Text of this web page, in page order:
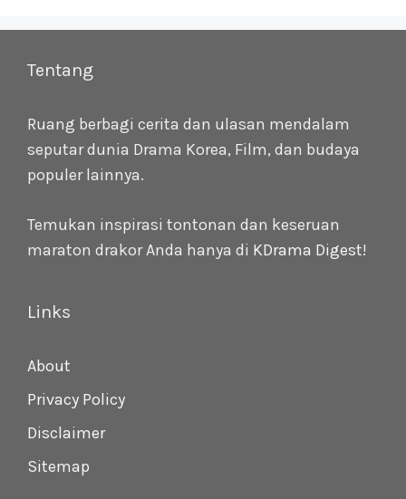
Tentang
Ruang berbagi cerita dan ulasan mendalam
seputar dunia Drama Korea, Film, dan budaya
populer lainnya.
Temukan inspirasi tontonan dan keseruan
maraton drakor Anda hanya di KDrama Digest!
Links
About
Privacy Policy
Disclaimer
Sitemap